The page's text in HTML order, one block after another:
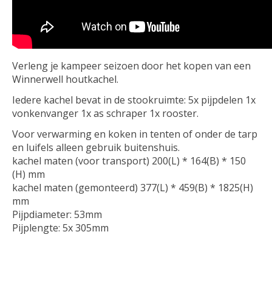
Verleng je kampeer seizoen door het kopen van een
Winnerwell houtkachel.
Iedere kachel bevat in de stookruimte: 5x pijpdelen 1x
vonkenvanger 1x as schraper 1x rooster.
Voor verwarming en koken in tenten of onder de tarp
en luifels alleen gebruik buitenshuis.
kachel maten (voor transport) 200(L) * 164(B) * 150
(H) mm
kachel maten (gemonteerd) 377(L) * 459(B) * 1825(H)
mm
Pijpdiameter: 53mm
Pijplengte: 5x 305mm